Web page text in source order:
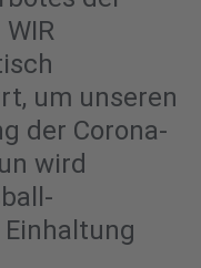
um unseren
der Corona-
wird